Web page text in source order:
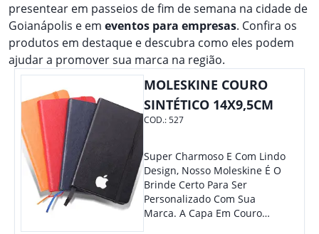
presentear em passeios de fim de semana na cidade de
Goianápolis e em eventos para empresas. Confira os
produtos em destaque e descubra como eles podem
ajudar a promover sua marca na região.
MOLESKINE COURO
SINTÉTICO 14X9,5CM
COD.:527
Super Charmoso E Com Lindo
Design, Nosso Moleskine É O
Brinde Certo Para Ser
Personalizado Com Sua
Marca. A Capa Em Couro